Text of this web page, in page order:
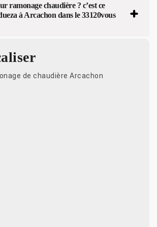
ramonage chaudière ? c’est ce
à Arcachon dans le 33120vous
de chaudière Arcachon